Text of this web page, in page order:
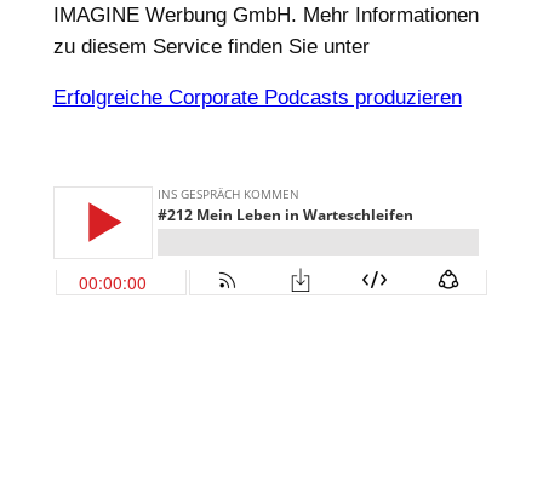
IMAGINE Werbung GmbH. Mehr Informationen
zu diesem Service finden Sie unter
Erfolgreiche Corporate Podcasts produzieren